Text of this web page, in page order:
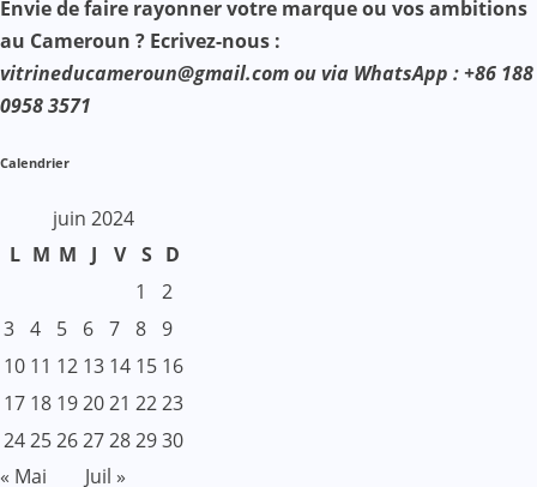
Envie de faire rayonner votre marque ou vos ambitions
au Cameroun ? Ecrivez-nous :
vitrineducameroun@gmail.com ou via WhatsApp : +86 188
0958 3571
Calendrier
juin 2024
L M M J V S D
1
2
3 4 5 6 7 8 9
10 11 12 13 14 15 16
17 18 192021 2223
24252627282930
« Mai
Juil »